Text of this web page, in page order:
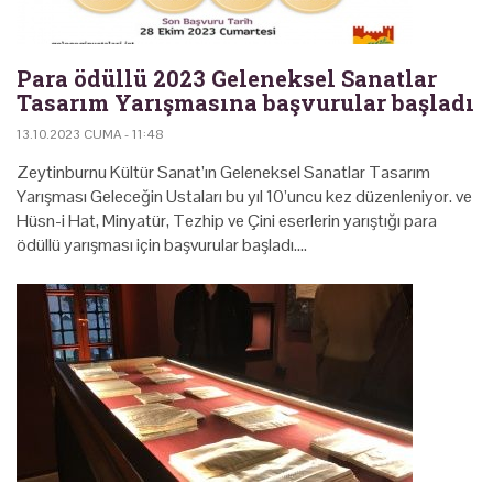
Para ödüllü 2023 Geleneksel Sanatlar
Tasarım Yarışmasına başvurular başladı
13.10.2023 CUMA - 11:48
Zeytinburnu Kültür Sanat’ın Geleneksel Sanatlar Tasarım
Yarışması Geleceğin Ustaları bu yıl 10’uncu kez düzenleniyor. ve
Hüsn-i Hat, Minyatür, Tezhip ve Çini eserlerin yarıştığı para
ödüllü yarışması için başvurular başladı.…